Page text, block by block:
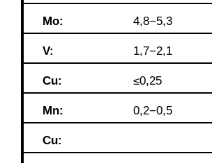
Mo: 4,8−5,3
V: 1,7−2,1
Cu: ≤0,25
Mn: 0,2−0,5
Cu: